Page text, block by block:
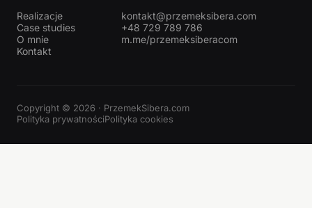
Realizacje
Case studies
O mnie
Kontakt
kontakt@przemeksibera.com
+48 729 789 786
m.me/przemeksiberacom
Copyright © 2026 · PrzemekSibera.com
Polityka prywatnościPolityka cookies